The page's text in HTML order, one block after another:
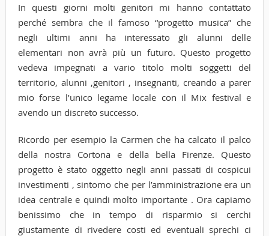
In questi giorni molti genitori mi hanno contattato
perché sembra che il famoso “progetto musica” che
negli ultimi anni ha interessato gli alunni delle
elementari non avrà più un futuro. Questo progetto
vedeva impegnati a vario titolo molti soggetti del
territorio, alunni ,genitori , insegnanti, creando a parer
mio forse l’unico legame locale con il Mix festival e
avendo un discreto successo.
Ricordo per esempio la Carmen che ha calcato il palco
della nostra Cortona e della bella Firenze. Questo
progetto è stato oggetto negli anni passati di cospicui
investimenti , sintomo che per l’amministrazione era un
idea centrale e quindi molto importante . Ora capiamo
benissimo che in tempo di risparmio si cerchi
giustamente di rivedere costi ed eventuali sprechi ci